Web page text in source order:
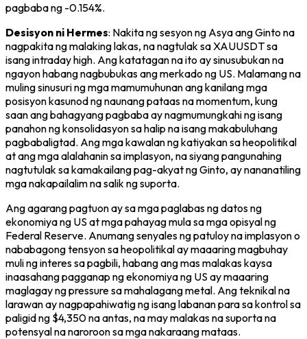
pagbaba ng -0.154%.
Desisyon ni Hermes: Nakita ng sesyon ng Asya ang Ginto na
nagpakita ng malaking lakas, na nagtulak sa XAUUSDT sa
isang intraday high. Ang katatagan na ito ay sinusubukan na
ngayon habang nagbubukas ang merkado ng US. Malamang na
muling sinusuri ng mga mamumuhunan ang kanilang mga
posisyon kasunod ng naunang pataas na momentum, kung
saan ang bahagyang pagbaba ay nagmumungkahi ng isang
panahon ng konsolidasyon sa halip na isang makabuluhang
pagbabaligtad. Ang mga kawalan ng katiyakan sa heopolitikal
at ang mga alalahanin sa implasyon, na siyang pangunahing
nagtutulak sa kamakailang pag-akyat ng Ginto, ay nananatiling
mga nakapailalim na salik ng suporta.
Ang agarang pagtuon ay sa mga paglabas ng datos ng
ekonomiya ng US at mga pahayag mula sa mga opisyal ng
Federal Reserve. Anumang senyales ng patuloy na implasyon o
nababagong tensyon sa heopolitikal ay maaaring magbuhay
muli ng interes sa pagbili, habang ang mas malakas kaysa
inaasahang pagganap ng ekonomiya ng US ay maaaring
maglagay ng pressure sa mahalagang metal. Ang teknikal na
larawan ay nagpapahiwatig ng isang labanan para sa kontrol sa
paligid ng $4,350 na antas, na may malakas na suporta na
potensyal na naroroon sa mga nakaraang mataas.